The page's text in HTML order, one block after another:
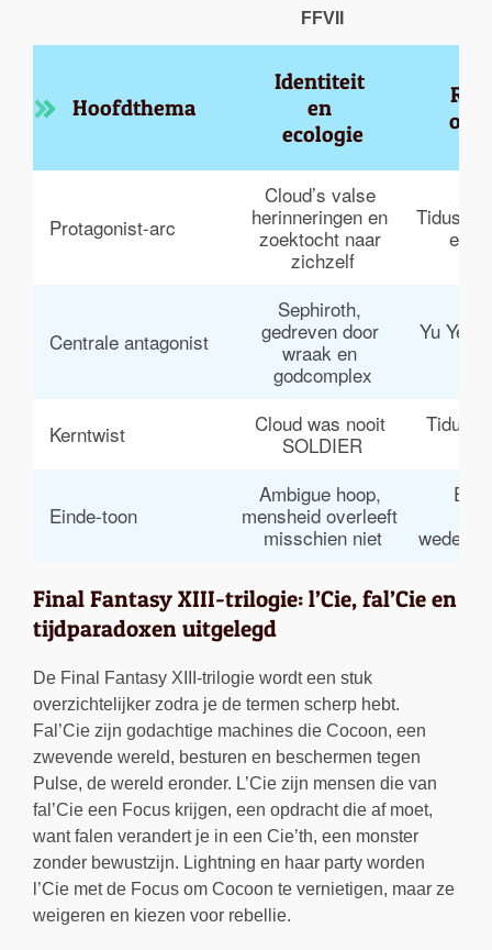
FFVII
Hoofdthema
Identiteit
en
ecologie
Protagonist-arc
Cloud’s valse
herinneringen en
zoektocht naar
zichzelf
Tidus
een
Centrale antagonist
Sephiroth,
gedreven door
wraak en
godcomplex
Yu
Kerntwist
Cloud was nooit
SOLDIER
Tidus
Einde-toon
Ambigue hoop,
mensheid overleeft
misschien niet
Final Fantasy XIII-trilogie: l’Cie, fal’Cie en
tijdparadoxen uitgelegd
De Final Fantasy XIII-trilogie wordt een stuk
overzichtelijker zodra je de termen scherp hebt.
Fal’Cie zijn godachtige machines die Cocoon, een
zwevende wereld, besturen en beschermen tegen
Pulse, de wereld eronder. L’Cie zijn mensen die van
fal’Cie een Focus krijgen, een opdracht die af moet,
want falen verandert je in een Cie’th, een monster
zonder bewustzijn. Lightning en haar party worden
l’Cie met de Focus om Cocoon te vernietigen, maar ze
weigeren en kiezen voor rebellie.